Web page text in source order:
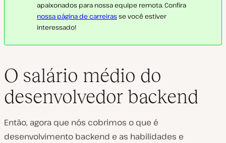
apaixonados para nossa equipe remota. Confira
nossa página de carreirasse você estiver
interessado!
O salário médio do
desenvolvedor backend
Então, agora que nós cobrimos o que é
desenvolvimento backend e as habilidades e